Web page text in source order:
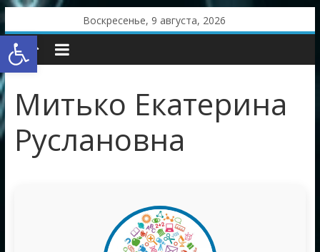
Открыть панель инструментов
Skip
to
content
Воскресенье, 9 августа, 2026
Митько Екатерина
Руслановна